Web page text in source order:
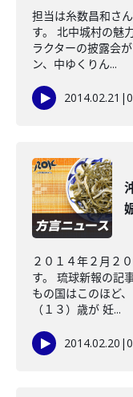
担当は糸数昌和さ
す。 北中城村の魅
ラクターの披露会
ン、中ゆくりん...
2014.02.21 |
２０１４年２月２
す。 琉球新報の記
もの国はこのほど
（１３）歳が 妊...
2014.02.20 |